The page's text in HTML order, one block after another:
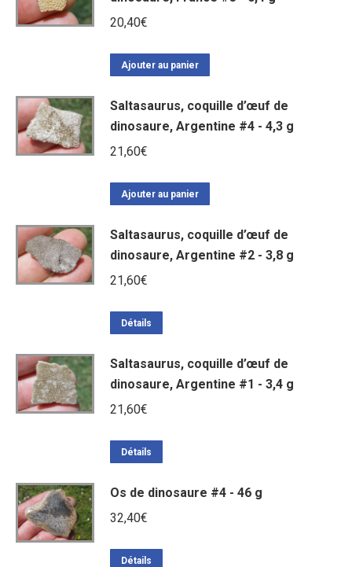
20,40€
Ajouter au panier
Saltasaurus, coquille d’œuf de
dinosaure, Argentine #4 - 4,3 g
21,60€
Ajouter au panier
Saltasaurus, coquille d’œuf de
dinosaure, Argentine #2 - 3,8 g
21,60€
Détails
Saltasaurus, coquille d’œuf de
dinosaure, Argentine #1 - 3,4 g
21,60€
Détails
Os de dinosaure #4 - 46 g
32,40€
Détails